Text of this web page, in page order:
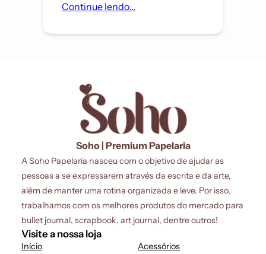
Continue lendo…
Soho | Premium Papelaria
A Soho Papelaria nasceu com o objetivo de ajudar as
pessoas a se expressarem através da escrita e da arte,
além de manter uma rotina organizada e leve. Por isso,
trabalhamos com os melhores produtos do mercado para
bullet journal, scrapbook, art journal, dentre outros!
Visite a nossa loja
Início Acessórios